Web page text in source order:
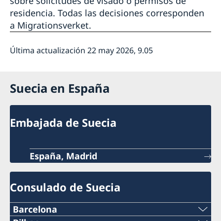
residencia. Todas las decisiones corresponden
a Migrationsverket.
Última actualización 22 may 2026, 9.05
Suecia en España
Embajada de Suecia
España, Madrid
Consulado de Suecia
Barcelona